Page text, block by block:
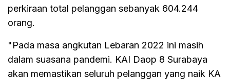
perkiraan total pelanggan sebanyak 604.244
orang.
"Pada masa angkutan Lebaran 2022 ini masih
dalam suasana pandemi. KAI Daop 8 Surabaya
akan memastikan seluruh pelanggan yang naik KA